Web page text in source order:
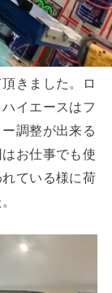
きました。ロ
イエースはフ
調整が出来る
お仕事でも使
ている様に荷